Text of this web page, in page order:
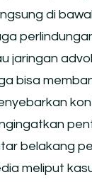
di
jaringan
bisa
belakang
meliput